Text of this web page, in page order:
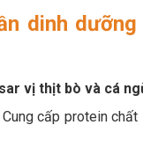
dinh
vị thịt bò và cá
cấp protein